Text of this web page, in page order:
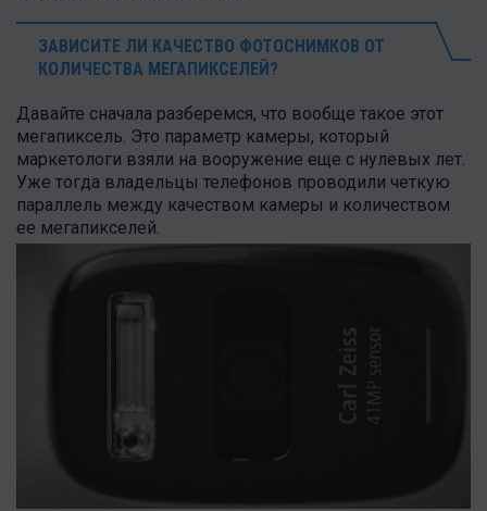
ЗАВИСИТЕ ЛИ КАЧЕСТВО ФОТОСНИМКОВ ОТ
КОЛИЧЕСТВА МЕГАПИКСЕЛЕЙ?
Давайте сначала разберемся, что вообще такое этот
мегапиксель. Это параметр камеры, который
маркетологи взяли на вооружение еще с нулевых лет.
Уже тогда владельцы телефонов проводили четкую
параллель между качеством камеры и количеством
ее мегапикселей.